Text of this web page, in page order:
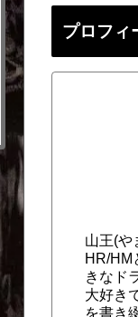
プロフィ
山王(や
HR/HM
きなド
大好き
を書き